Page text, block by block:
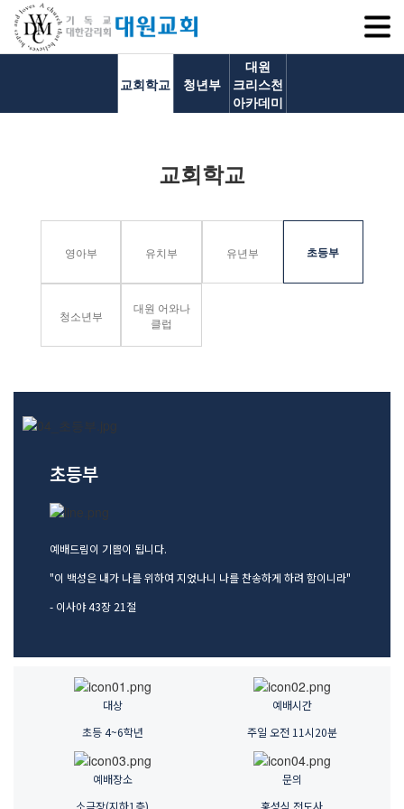
담임목사 인사말
2010~2019
2020~2023
담임목사
교역자
장로
차량 운행
금광동-은행동
수정구
목현동
분당,도촌동
교회학교 청년부
대원
크리스천
아카데미
교회학교
영아부 유치부 유년부 초등부
청소년부
대원 어와나
클럽
초등부
예배드림이 기쁨이 됩니다.
"이 백성은 내가 나를 위하여 지었나니 나를 찬송하게 하려 함이니라"
- 이사야 43장 21절
대상
초등 4~6학년
예배시간
주일 오전 11시20분
예배장소
문의